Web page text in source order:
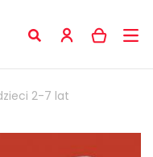
2-7 lat